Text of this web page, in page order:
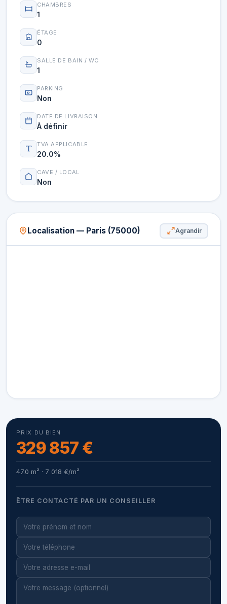
CHAMBRES
1
ÉTAGE
0
SALLE DE BAIN / WC
1
PARKING
Non
DATE DE LIVRAISON
À définir
TVA APPLICABLE
20.0%
CAVE / LOCAL
Non
Localisation — Paris (75000) Agrandir
PRIX DU BIEN
329 857 €
47.0 m² · 7 018 €/m²
ÊTRE CONTACTÉ PAR UN CONSEILLER